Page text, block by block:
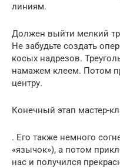
линиям.
Должен выйти мелкий
Не забудьте создать
косых надрезов.
намажем клеем. Потом
центру.
Конечный этап мастер-
. Его также немного
«язычок»), а потом
нас и получился